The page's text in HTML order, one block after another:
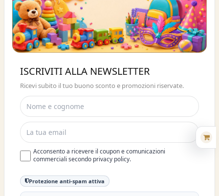
ISCRIVITI E OTTIENI SUBITO UNO
SCONTO DEL 10%
ISCRIVITI ALLA NEWSLETTER
Ricevi subito il tuo buono sconto e promozioni riservate.
Acconsento a ricevere il coupon e comunicazioni
commerciali secondo privacy policy.
Protezione anti-spam attiva